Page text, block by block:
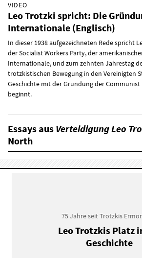
VIDEO
Leo Trotzki spricht: Die
Internationale (Englisch)
In dieser 1938 aufgezeichneten Rede spricht
der Socialist Workers Party, der
Internationale, und zum zehnten Jahrestag
trotzkistischen Bewegung in den Vereinigten
Geschichte mit der Gründung der Communist
beginnt.
Essays aus Verteidigung Leo
North
75 Jahre seit Trotzkis
Leo Trotzkis Platz
Geschichte